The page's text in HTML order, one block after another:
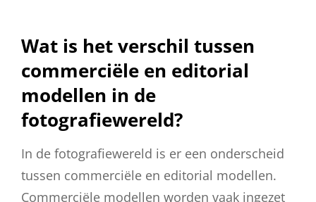
Wat is het verschil tussen
commerciële en editorial
modellen in de
fotografiewereld?
In de fotografiewereld is er een onderscheid
tussen commerciële en editorial modellen.
Commerciële modellen worden vaak ingezet